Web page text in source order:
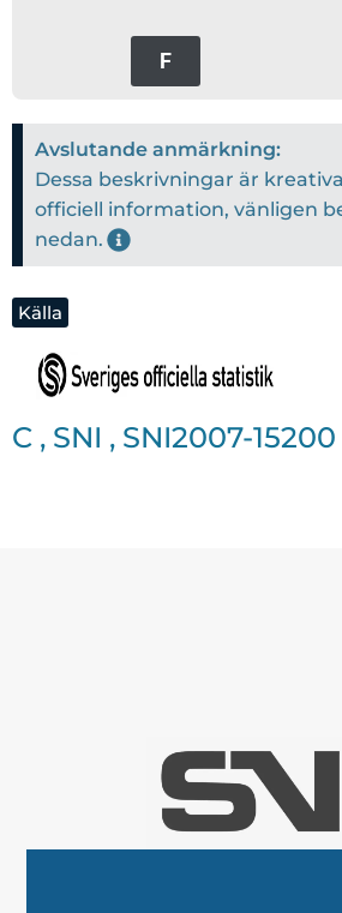
F
Avslutande anmärkning:
Dessa beskrivningar är
officiell information, vänligen
nedan.
Källa
C , SNI , SNI2007-15200